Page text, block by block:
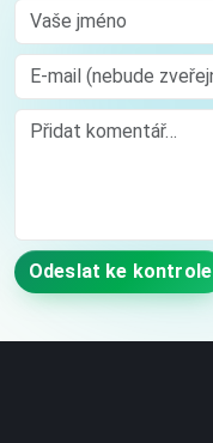
Vaše jméno
E-mail (nebude zveřejněn)
Comment
Odeslat ke kontrole